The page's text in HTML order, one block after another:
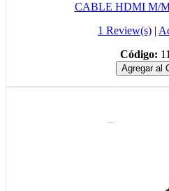
CABLE HDMI M/
1 Review(s) |
Código:
Agregar al